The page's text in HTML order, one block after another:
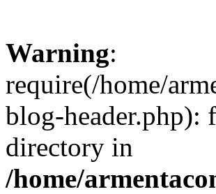
Warning:
require(/home/
blog-header.php):
directory in
/home/